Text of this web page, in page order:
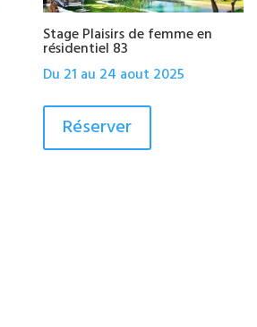
Stage Plaisirs de femme en
résidentiel 83
Du 21 au 24 aout 2025
Réserver